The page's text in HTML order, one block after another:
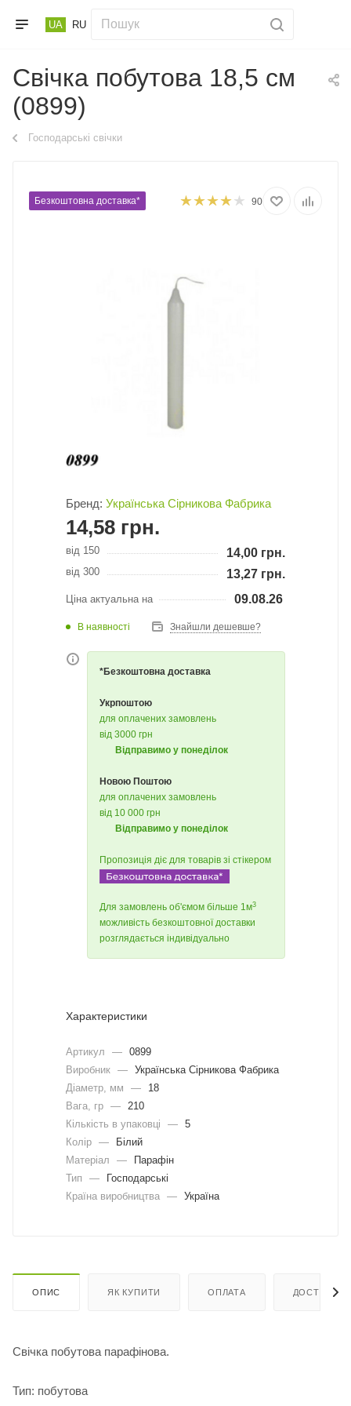
UA RU
Свічка побутова 18,5 см
(0899)
Господарські свічки
Безкоштовна доставка* 90
Бренд: Українська Сірникова Фабрика
14,58 грн.
від 150 14,00 грн.
від 300 13,27 грн.
Ціна актуальна на 09.08.26
В наявності Знайшли дешевше?
*Безкоштовна доставка
Укрпоштою
для оплачених замовлень
від 3000 грн
Відправимо у понеділок
Новою Поштою
для оплачених замовлень
від 10 000 грн
Відправимо у понеділок
Пропозиція діє для товарів зі стікером
Для замовлень об'ємом більше 1м3
можливість безкоштовної доставки
розглядається індивідуально
Характеристики
Артикул — 0899
Виробник — Українська Сірникова Фабрика
Діаметр, мм
—
18
Вага, гр —
210
Кількість в упаковці
— 5
Колір —
Білий
Матеріал
—
Парафін
Тип
—
Господарські
Країна виробництва — Україна
ОПИС ЯК КУПИТИ ОПЛАТА ДОСТАВКА
Свічка побутова парафінова.
Тип: побутова